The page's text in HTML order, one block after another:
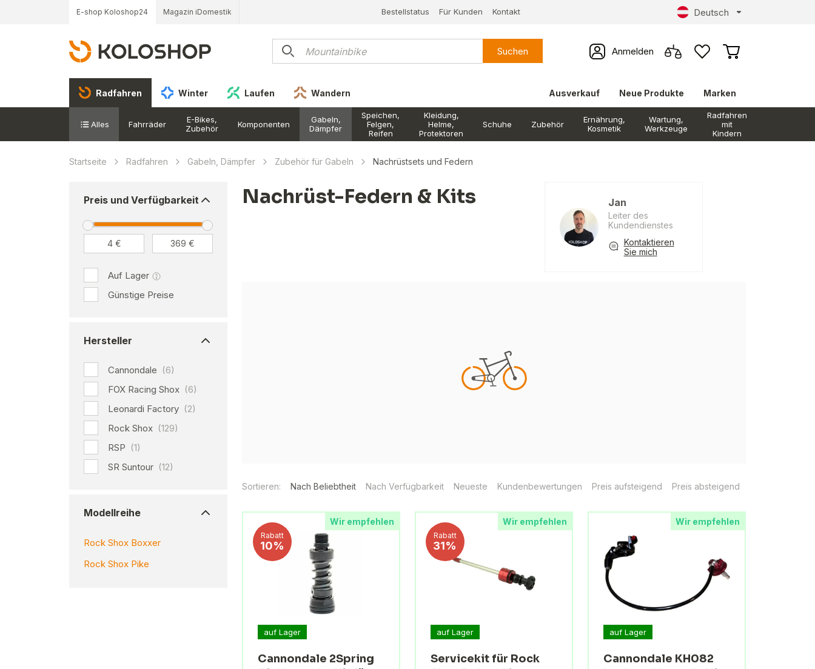
E-shop Koloshop24 Magazin iDomestik Bestellstatus Für Kunden Kontakt Deutsch
Suchen Anmelden
Radfahren Winter Laufen Wandern Ausverkauf Neue Produkte Marken
Alles Fahrräder
E-Bikes,
Zubehör
Komponenten
Gabeln,
Dämpfer
Speichen,
Felgen,
Reifen
Kleidung,
Helme,
Protektoren
Schuhe Zubehör
Ernährung,
Kosmetik
Wartung,
Werkzeuge
Radfahren
mit
Kindern
Startseite Radfahren Gabeln, Dämpfer Zubehör für Gabeln Nachrüstsets und Federn
Preis und Verfügbarkeit
Auf Lager
Günstige Preise
Hersteller
Cannondale (6)
FOX Racing Shox (6)
Leonardi Factory (2)
Rock Shox (129)
RSP (1)
SR Suntour (12)
Modellreihe
Rock Shox Boxxer
Rock Shox Pike
Nachrüst-Federn & Kits Jan
Leiter des
Kundendienstes
Kontaktieren
Sie mich
Sortieren: Nach Beliebtheit Nach Verfügbarkeit Neueste Kundenbewertungen Preis aufsteigend Preis absteigend
Wir empfehlen
Rabatt
10%
auf Lager
Cannondale 2Spring
Wir empfehlen
Rabatt
31%
auf Lager
Servicekit für Rock
Wir empfehlen
auf Lager
Cannondale KH082